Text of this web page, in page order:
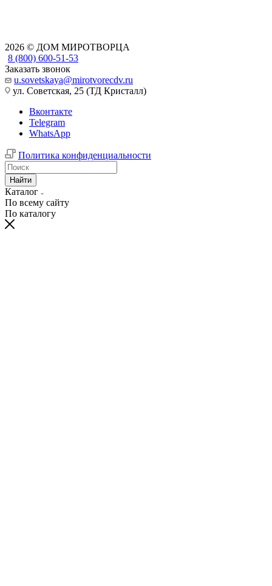
2026 © ДОМ МИРОТВОРЦА
8 (800) 600-51-53
Заказать звонок
u.sovetskaya@mirotvorecdv.ru
ул. Советская, 25 (ТД Кристалл)
Вконтакте
Telegram
WhatsApp
Политика конфиденциальности
Найти
Каталог
По всему сайту
По каталогу